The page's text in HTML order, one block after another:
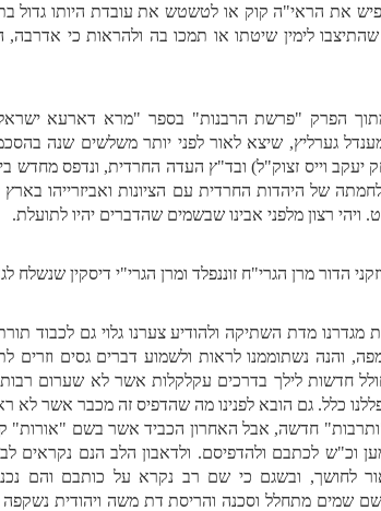
את הראי"ה קוק או לטשטש את עובדת היותו
שהתיצבו לימין שיטתו או תמכו בה ולהראות כי
הפרק "פרשת הרבנות" בספר "מרא דארעא
גערליץ, שיצא לאור לפני יותר משלשים שנה
יעקב וייס זצוק"ל) ובד"ץ העדה החרדית, ונדפס מחדש
של היהדות החרדית עם הציונות ואביזרייהו בארץ
רצון מלפני אבינו שבשמים שהדברים יהיו לתועלת.
הדור מרן הגרי"ח זוננפלד ומרן הגרי"י דיסקין שנשלח
מדת השתיקה ולהודיע צערנו גלוי גם לכבוד
והנה נשתוממנו לראות ולשמוע דברים גסים וזרים
חדשות לילך בדרכים עקלקלות אשר לא שערום
כלל. גם הובא לפנינו מה שהדפיס זה מכבר אשר לא
חדשה, אבל האחרון הכביד אשר בשם "אורות"
וכ"ש לכתבם ולהדפיסם. ולדאבון הלב הנם נקראים
אור לחושך, ובשגם כי שם רב נקרא על כותבם והם
שמים מתחלל וסכנה והריסת דת משה ויהודית